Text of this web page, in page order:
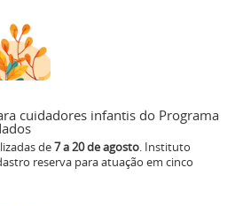
cuidadores infantis do Programa
de
reserva para atuação em cinco